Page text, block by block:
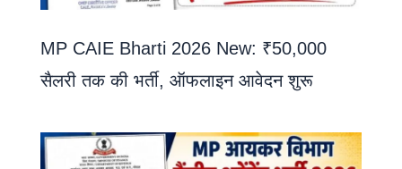
MP CAIE Bharti 2026 New: ₹50,000
सैलरी तक की भर्ती, ऑफलाइन आवेदन शुरू